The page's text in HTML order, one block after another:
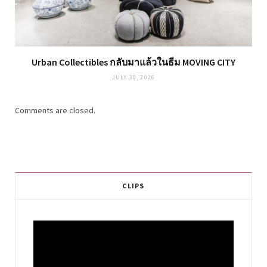
Urban Collectibles กลับมาแล้วในธีม MOVING CITY
JULY 30, 2026
Comments are closed.
CLIPS